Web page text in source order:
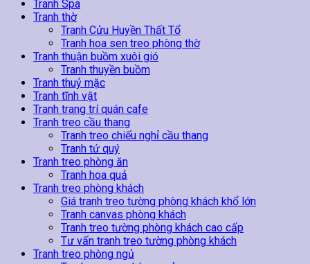
Tranh Spa
Tranh thờ
Tranh Cửu Huyền Thất Tổ
Tranh hoa sen treo phòng thờ
Tranh thuận buồm xuôi gió
Tranh thuyền buồm
Tranh thuỷ mặc
Tranh tĩnh vật
Tranh trang trí quán cafe
Tranh treo cầu thang
Tranh treo chiếu nghỉ cầu thang
Tranh tứ quý
Tranh treo phòng ăn
Tranh hoa quả
Tranh treo phòng khách
Giá tranh treo tường phòng khách khổ lớn
Tranh canvas phòng khách
Tranh treo tường phòng khách cao cấp
Tư vấn tranh treo tường phòng khách
Tranh treo phòng ngủ